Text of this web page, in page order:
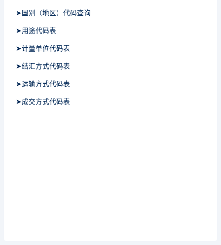
➤国别（地区）代码查询
➤用途代码表
➤计量单位代码表
➤结汇方式代码表
➤运输方式代码表
➤成交方式代码表